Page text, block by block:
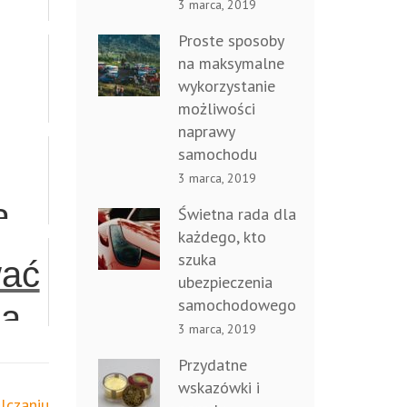
3 marca, 2019
Proste sposoby
na maksymalne
wykorzystanie
możliwości
naprawy
samochodu
3 marca, 2019
Świetna rada dla
każdego, kto
szuka
ubezpieczenia
samochodowego
3 marca, 2019
Przydatne
wskazówki i